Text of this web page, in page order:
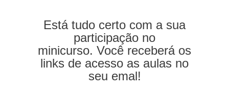
Está tudo certo com a sua
participação no
minicurso. Você receberá os
links de acesso as aulas no
seu emal!